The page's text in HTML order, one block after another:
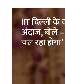
IIT दिल्ली के
अंदाज, बोले –
चल रहा होगा’